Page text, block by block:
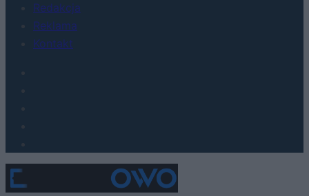
Redakcja
Reklama
Kontakt